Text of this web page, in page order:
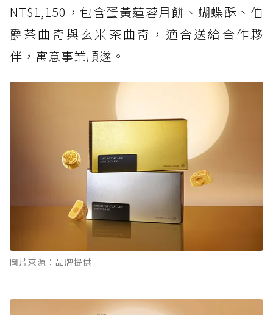
NT$1,150，包含蛋黃蓮蓉月餅、蝴蝶酥、伯
爵茶曲奇與玄米茶曲奇，適合送給合作夥
伴，寓意事業順遂。
圖片來源：品牌提供